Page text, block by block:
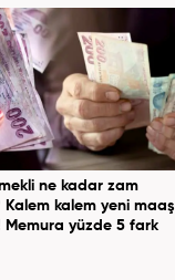
ne kadar zam
kalem yeni maaş
Memura yüzde 5 fark